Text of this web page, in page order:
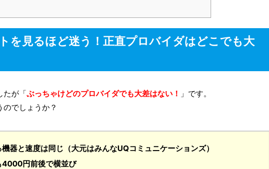
を見るほど迷う！正直プロバイダはどこでも大
たが「ぶっちゃけどのプロバイダでも大差はない！ 」です。
でしょうか？
器と速度は同じ（大元はみんなUQコミュニケーションズ）
4000円前後で横並び